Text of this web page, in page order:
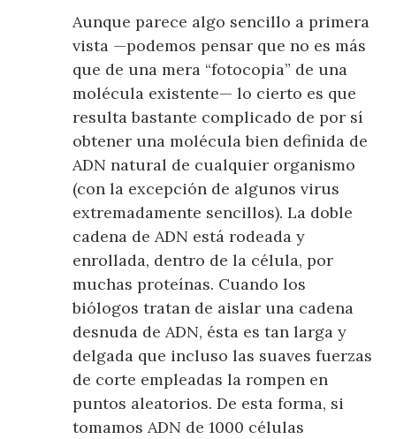
Aunque parece algo sencillo a primera
vista —podemos pensar que no es más
que de una mera “fotocopia” de una
molécula existente— lo cierto es que
resulta bastante complicado de por sí
obtener una molécula bien definida de
ADN natural de cualquier organismo
(con la excepción de algunos virus
extremadamente sencillos). La doble
cadena de ADN está rodeada y
enrollada, dentro de la célula, por
muchas proteínas. Cuando los
biólogos tratan de aislar una cadena
desnuda de ADN, ésta es tan larga y
delgada que incluso las suaves fuerzas
de corte empleadas la rompen en
puntos aleatorios. De esta forma, si
tomamos ADN de 1000 células